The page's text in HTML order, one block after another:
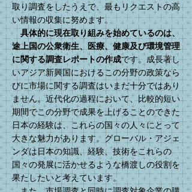
取り調査をしたうえで、最もリクエストの高
い情報の収集に努めます。
具体的に現在取り組みを始めているのは、
途上国の公衆衛生、医療、健康及び環境管理
に関する調査レポートの作成です。成長著し
いアジア新興国におけるこの分野の政策なら
びに市場に関する調査はいまだ十分ではあり
ません。近代化の過程において、比較的短い
期間でこの分野で成果を上げることのできた
日本の経験は、これらの国々の人々にとって
大きな魅力があります。グローバル・アジェ
ンダは日本の知識、経験、技術をこれらの
国々の発展に活かせるような橋渡しの役割を
果たしたいと考えています。